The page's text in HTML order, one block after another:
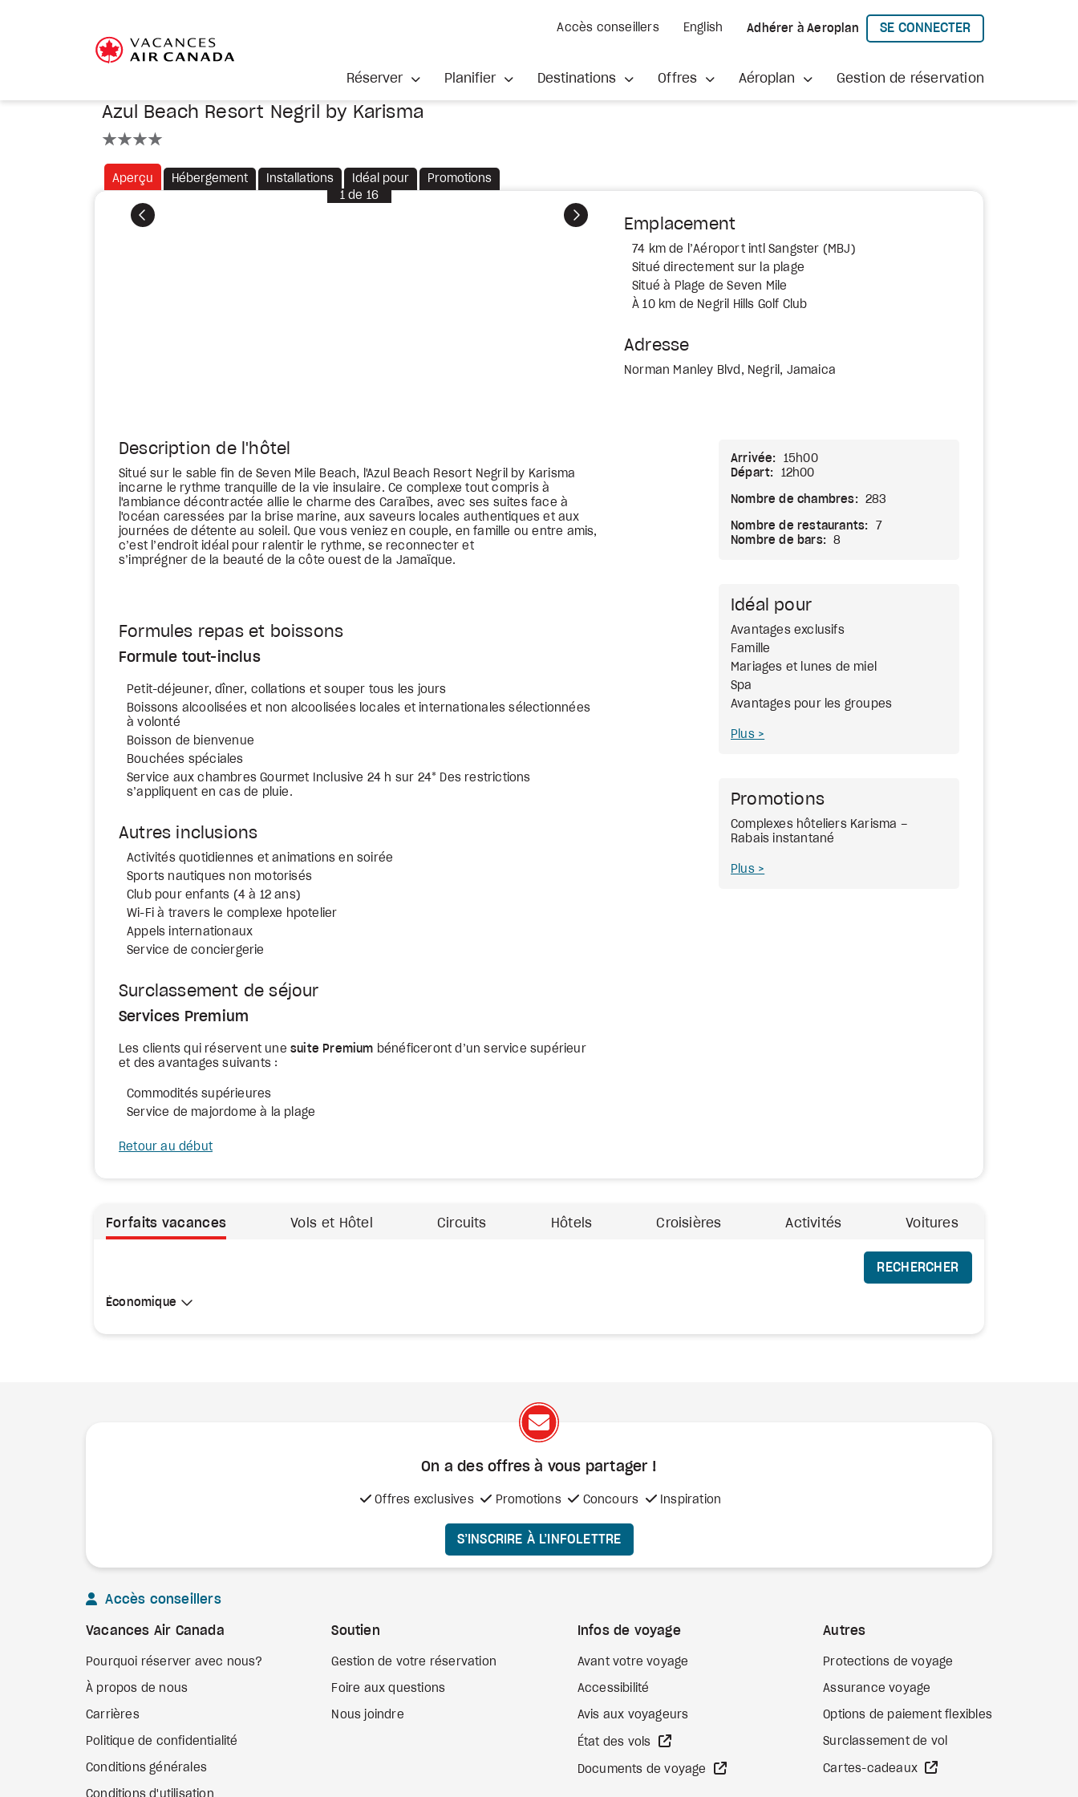
Accès conseillers English Adhérer à Aeroplan
SE CONNECTER
À AEROPLAN
Réserver Planifier Destinations Offres Aéroplan Gestion de réservation
Azul Beach Resort Negril by Karisma
Aperçu Hébergement Installations Idéal pour Promotions
Précédent Suivant
1de 16
Emplacement
74 km de l’Aéroport intl Sangster (MBJ)
Situé directement sur la plage
Situé à Plage de Seven Mile
À 10 km de Negril Hills Golf Club
Adresse
Norman Manley Blvd, Negril, Jamaica
Description de l'hôtel
Situé sur le sable fin de Seven Mile Beach, l'Azul Beach Resort Negril by Karisma
incarne le rythme tranquille de la vie insulaire. Ce complexe tout compris à
l'ambiance décontractée allie le charme des Caraïbes, avec ses suites face à
l'océan caressées par la brise marine, aux saveurs locales authentiques et aux
journées de détente au soleil. Que vous veniez en couple, en famille ou entre amis,
c’est l’endroit idéal pour ralentir le rythme, se reconnecter et
s’imprégner de la beauté de la côte ouest de la Jamaïque.
Formules repas et boissons
Formule tout-inclus
Petit-déjeuner, dîner, collations et souper tous les jours
Boissons alcoolisées et non alcoolisées locales et internationales sélectionnées
à volonté
Boisson de bienvenue
Bouchées spéciales
Service aux chambres Gourmet Inclusive 24 h sur 24* Des restrictions
s’appliquent en cas de pluie.
Autres inclusions
Activités quotidiennes et animations en soirée
Sports nautiques non motorisés
Club pour enfants (4 à 12 ans)
Wi-Fi à travers le complexe hpotelier
Appels internationaux
Service de conciergerie
Surclassement de séjour
Services Premium
Les clients qui réservent une suite Premium bénéficeront d’un service supérieur
et des avantages suivants :
Commodités supérieures
Service de majordome à la plage
Arrivée:
15h00
Départ:
12h00
Nombre de chambres: 283
Nombre de restaurants:
7
Nombre de bars:
8
Idéal pour
Avantages exclusifs
Famille
Mariages et lunes de miel
Spa
Avantages pour les groupes
Plus
Promotions
Complexes hôteliers Karisma –
Rabais instantané
Plus
Retour au début
Forfaits vacances Vols et Hôtel Circuits Hôtels Croisières Activités Voitures
Sélectionner une cabine
Économique
Économique
RECHERCHER
On a des offres à vous partager !
Offres exclusives Promotions Concours Inspiration
S’INSCRIRE À L’INFOLETTRE
Accès conseillers
Vacances Air Canada
Pourquoi réserver avec nous?
À propos de nous
Carrières
Politique de confidentialité
Conditions générales
Conditions d'utilisation
Soutien
Gestion de votre réservation
Foire aux questions
Nous joindre
Infos de voyage
Avant votre voyage
Accessibilité
Avis aux voyageurs
État des vols
Documents de voyage Site Web externe
Autres
Protections de voyage
Assurance voyage
Options de paiement flexibles
Surclassement de vol
Cartes-cadeaux